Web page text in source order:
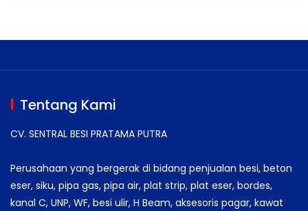
Tentang Kami
CV. SENTRAL BESI PRATAMA PUTRA
Perusahaan yang bergerak di bidang penjualan besi, beton
eser, siku, pipa gas, pipa air, plat strip, plat eser, bordes,
kanal C, UNP, WF, besi ulir, H Beam, aksesoris pagar, kawat